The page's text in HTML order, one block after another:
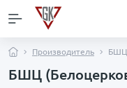
Производитель БШЦ
БШЦ